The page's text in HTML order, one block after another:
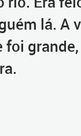
lá. A